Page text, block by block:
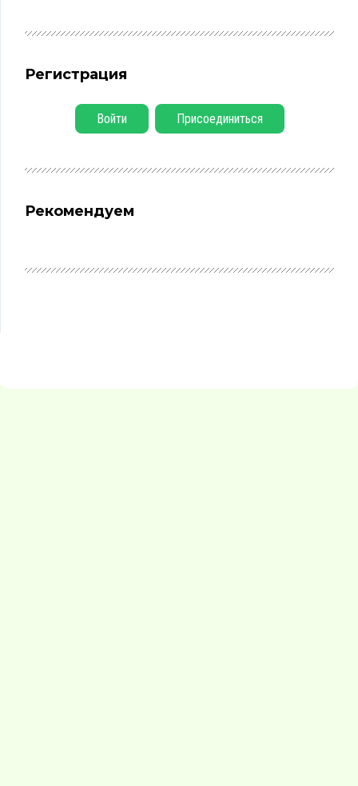
Регистрация
Войти Присоединиться
Рекомендуем